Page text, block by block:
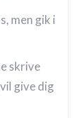
men gik i
skrive
give dig